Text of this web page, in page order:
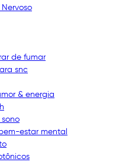
de fumar
snc
& energia
estar mental